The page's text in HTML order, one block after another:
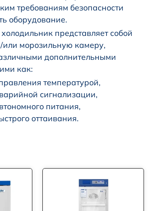
требованиям безопасности
оборудование.
представляет собой
морозильную камеру,
дополнительными
как:
температурой,
сигнализации,
питания,
оттаивания.